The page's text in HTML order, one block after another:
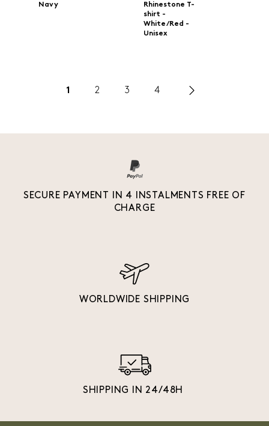
Navy
Rhinestone T-
shirt -
White/Red -
Unisex
1 2 3 4
SECURE PAYMENT IN 4 INSTALMENTS FREE OF
CHARGE
WORLDWIDE SHIPPING
SHIPPING IN 24/48H